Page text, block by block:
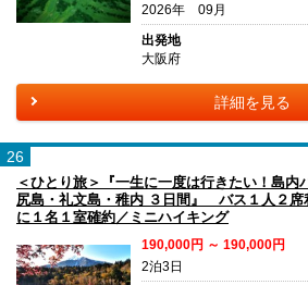
2026年 09月
出発地
大阪府
詳細を見る
26
＜ひとり旅＞『一生に一度は行きたい！島内
尻島・礼文島・稚内 ３日間』 バス１人２席
に１名１室確約／ミニハイキング
190,000円 ～ 190,000円
2泊3日